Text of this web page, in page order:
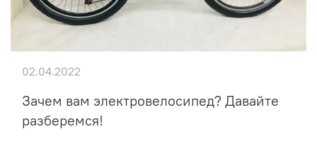
Зачем вам электровелосипед? Давайте
разберемся!
02.04.2022